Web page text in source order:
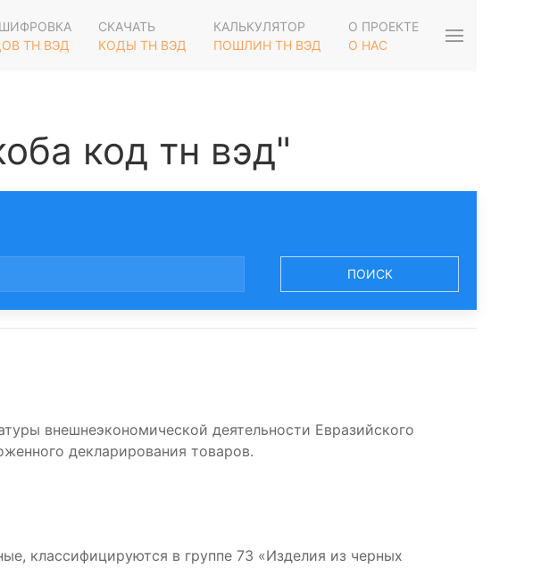
ТН ВЭД
СКАЧАТЬ
КОДЫ ТН ВЭД
КАЛЬКУЛЯТОР
ПОШЛИН ТН ВЭД
О ПРОЕКТЕ
О НАС
код тн вэд"
ПОИСК
внешнеэкономической деятельности Евразийского
декларирования товаров.
классифицируются в группе 73 «Изделия из черных